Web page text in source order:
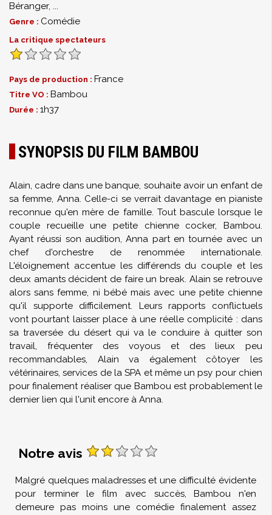
Béranger, ...
Genre : Comédie
La critique spectateurs
Pays de production : France
Titre VO : Bambou
Durée : 1h37
SYNOPSIS DU FILM BAMBOU
Alain, cadre dans une banque, souhaite avoir un enfant de
sa femme, Anna. Celle-ci se verrait davantage en pianiste
reconnue qu'en mère de famille. Tout bascule lorsque le
couple recueille une petite chienne cocker, Bambou.
Ayant réussi son audition, Anna part en tournée avec un
chef d'orchestre de renommée internationale.
L'éloignement accentue les différends du couple et les
deux amants décident de faire un break. Alain se retrouve
alors sans femme, ni bébé mais avec une petite chienne
qu'il supporte difficilement. Leurs rapports conflictuels
vont pourtant laisser place à une réelle complicité : dans
sa traversée du désert qui va le conduire à quitter son
travail, fréquenter des voyous et des lieux peu
recommandables, Alain va également côtoyer les
vétérinaires, services de la SPA et même un psy pour chien
pour finalement réaliser que Bambou est probablement le
dernier lien qui l'unit encore à Anna.
Notre avis
Malgré quelques maladresses et une difficulté évidente
pour terminer le film avec succès, Bambou n'en
demeure pas moins une comédie finalement assez